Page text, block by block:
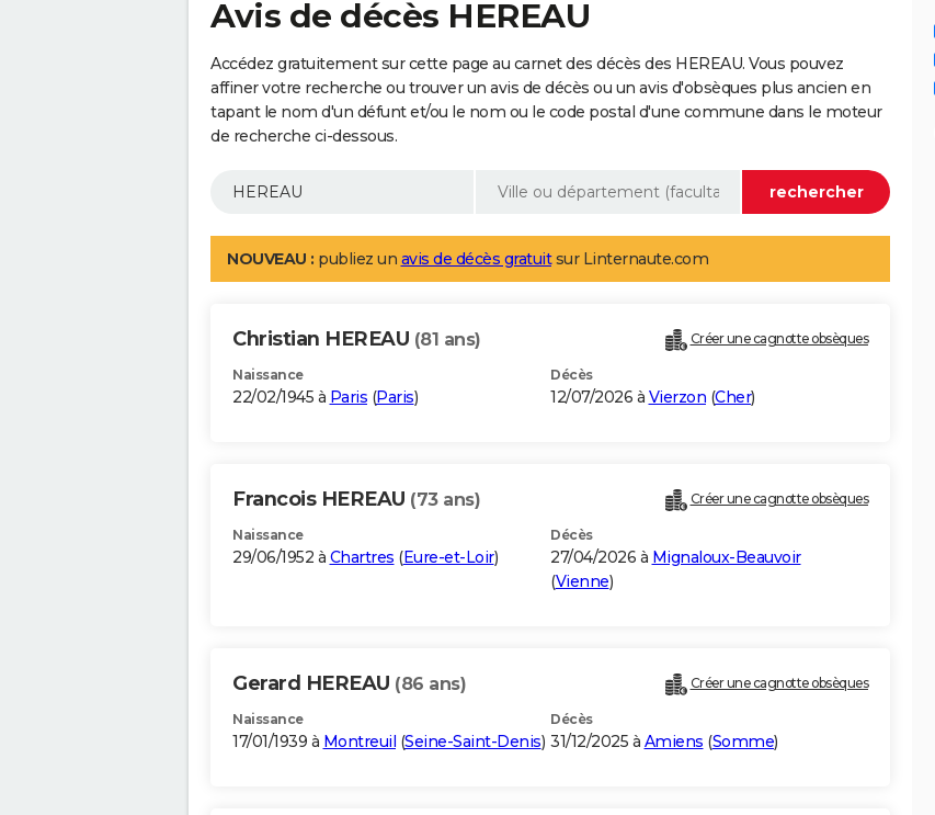
Avis de décès HEREAU
Accédez gratuitement sur cette page au carnet des décès des HEREAU. Vous pouvez
affiner votre recherche ou trouver un avis de décès ou un avis d'obsèques plus ancien en
tapant le nom d'un défunt et/ou le nom ou le code postal d'une commune dans le moteur
de recherche ci-dessous.
NOUVEAU : publiez un avis de décès gratuitsur Linternaute.com
Christian HEREAU (81 ans) Créer une cagnotte obsèques
Naissance
22/02/1945 à Paris (Paris)
Décès
12/07/2026 à Vierzon (Cher)
Francois HEREAU (73 ans) Créer une cagnotte obsèques
Naissance
29/06/1952 à Chartres (Eure-et-Loir)
Décès
27/04/2026 à Mignaloux-Beauvoir
(Vienne)
Gerard HEREAU (86 ans) Créer une cagnotte obsèques
Naissance
17/01/1939 à Montreuil (Seine-Saint-Denis)
Décès
31/12/2025 à Amiens (Somme)